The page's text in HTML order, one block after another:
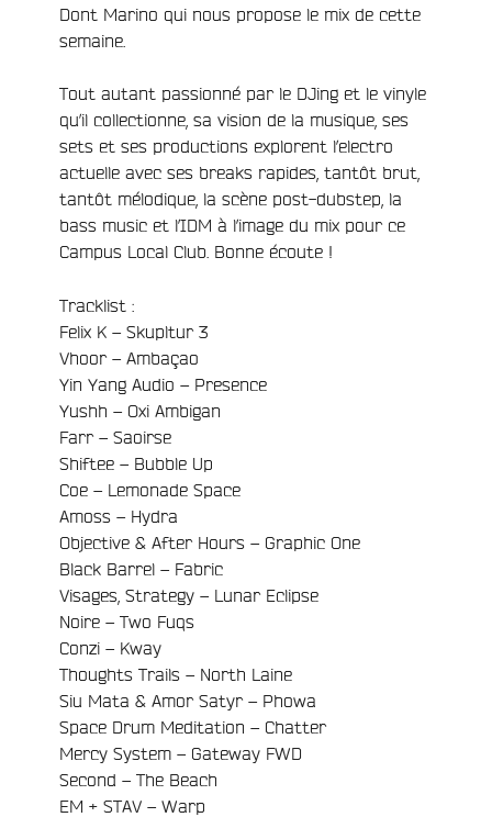
Dont Marino qui nous propose le mix de cette
semaine.
Tout autant passionné par le DJing et le vinyle
qu’il collectionne, sa vision de la musique, ses
sets et ses productions explorent l’electro
actuelle avec ses breaks rapides, tantôt brut,
tantôt mélodique, la scène post-dubstep, la
bass music et l’IDM à l’image du mix pour ce
Campus Local Club. Bonne écoute !
Tracklist :
Felix K – Skupltur 3
Vhoor – Ambaçao
Yin Yang Audio – Presence
Yushh – Oxi Ambigan
Farr – Saoirse
Shiftee – Bubble Up
Coe – Lemonade Space
Amoss – Hydra
Objective & After Hours – Graphic One
Black Barrel – Fabric
Visages, Strategy – Lunar Eclipse
Noire – Two Fuqs
Conzi – Kway
Thoughts Trails – North Laine
Siu Mata & Amor Satyr – Phowa
Space Drum Meditation – Chatter
Mercy System – Gateway FWD
Second – The Beach
EM + STAV – Warp